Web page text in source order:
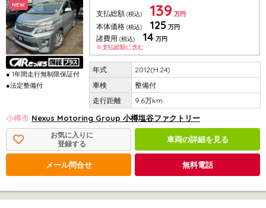
NEW
● 1年間走行無制限保証付
●法定整備付
支払総額 (税込) 139 万円
本体価格 (税込) 125 万円
諸費用 (税込) 14 万円
※支払総額に含む
2012(H.24)
整備付
9.6万km
小樽市 Nexus Motoring Group 小樽塩谷ファクトリー
お気に入りに
登録する
車両の詳細を見る
メール問合せ 無料電話